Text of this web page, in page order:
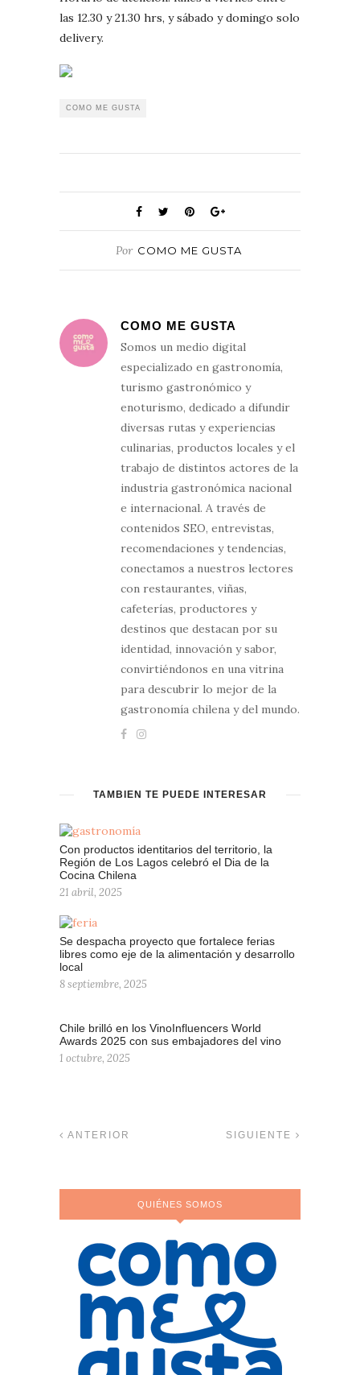
las 12.30 y 21.30 hrs, y sábado y domingo solo
delivery.
COMO ME GUSTA
Por COMO ME GUSTA
COMO ME GUSTA
Somos un medio digital
especializado en gastronomía,
turismo gastronómico y
enoturismo, dedicado a difundir
diversas rutas y experiencias
culinarias, productos locales y el
trabajo de distintos actores de la
industria gastronómica nacional
e internacional. A través de
contenidos SEO, entrevistas,
recomendaciones y tendencias,
conectamos a nuestros lectores
con restaurantes, viñas,
cafeterías, productores y
destinos que destacan por su
identidad, innovación y sabor,
convirtiéndonos en una vitrina
para descubrir lo mejor de la
gastronomía chilena y del mundo.
TAMBIÉN TE PUEDE INTERESAR
Con productos identitarios del territorio, la
Región de Los Lagos celebró el Dia de la
Cocina Chilena
21 abril, 2025
Se despacha proyecto que fortalece ferias
libres como eje de la alimentación y desarrollo
local
8 septiembre, 2025
Chile brilló en los VinoInfluencers World
Awards 2025 con sus embajadores del vino
1 octubre, 2025
ANTERIOR SIGUIENTE
QUIÉNES SOMOS